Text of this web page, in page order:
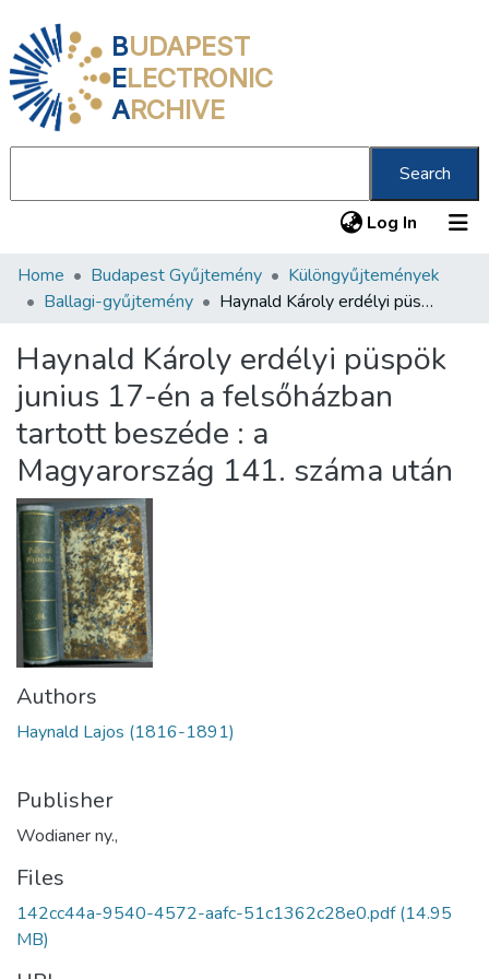
BUDAPEST
ELECTRONIC
ARCHIVE
Search
Log In (current)
Communities & Collections
Statistics
About us
Home Budapest Gyűjtemény
Különgyűjtemények
Ballagi-gyűjtemény
Haynald Károly erdélyi püspök junius 17-én a felsőházban tartott beszéde : a Magyarország 141. száma után
Haynald Károly erdélyi püspök
junius 17-én a felsőházban
tartott beszéde : a
Magyarország 141. száma után
Authors
Haynald Lajos (1816-1891)
Publisher
Wodianer ny.,
Files
142cc44a-9540-4572-aafc-51c1362c28e0.pdf(14.95
MB)